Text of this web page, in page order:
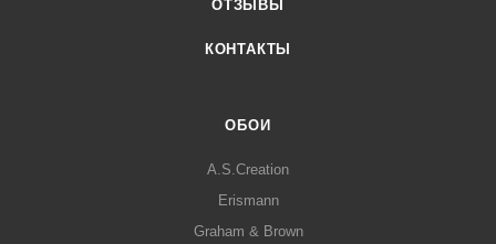
ОТЗЫВЫ
КОНТАКТЫ
ОБОИ
A.S.Creation
Erismann
Graham & Brown